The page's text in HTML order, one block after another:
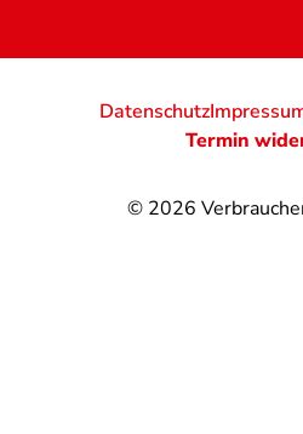
© 2026
Datenschutz
Termin